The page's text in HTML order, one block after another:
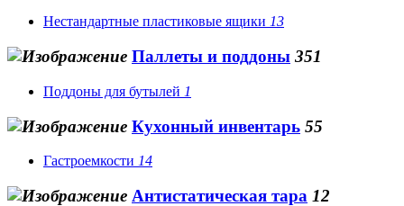
Нестандартные пластиковые ящики 13
Паллеты и поддоны 351
Поддоны для бутылей 1
Кухонный инвентарь 55
Гастроемкости 14
Антистатическая тара 12